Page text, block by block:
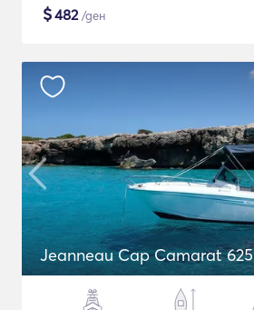
$482/ден
Jeanneau Cap Camarat 625